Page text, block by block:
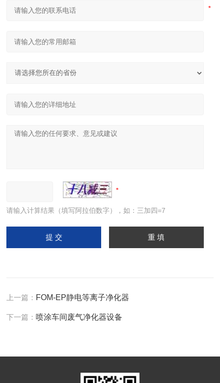
请输入计算结果（填写阿拉伯数字），如：三加四=7
上一篇： FOM-EP静电等离子净化器
下一篇： 喷涂车间废气净化器设备